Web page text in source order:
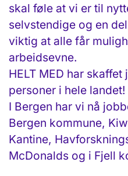
skal føle at vi er til
selvstendige og en
viktig at alle får
arbeidsevne.
HELT MED har
personer i hele landet!
I Bergen har vi nå
Bergen kommune,
Kantine,
McDonalds og i Fjell